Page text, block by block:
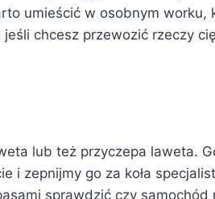
umieścić w osobnym worku,
chcesz przewozić rzeczy
lub też przyczepa laweta.
i zepnijmy go za koła
sprawdzić czy samochód